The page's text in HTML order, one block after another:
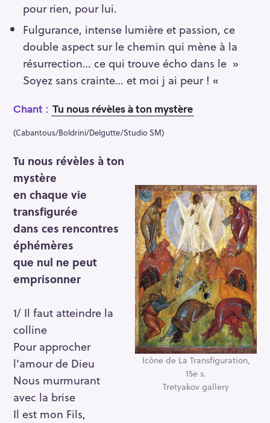
pour rien, pour lui.
Fulgurance, intense lumière et passion, ce
double aspect sur le chemin qui mène à la
résurrection… ce qui trouve écho dans le »
Soyez sans crainte… et moi j ai peur ! «
Chant : Tu nous révèles à ton mystère
(Cabantous/Boldrini/Delgutte/Studio SM)
Icône de La Transfiguration,
15e s.
Tretyakov gallery
Tu nous révèles à ton
mystère
en chaque vie
transfigurée
dans ces rencontres
éphémères
que nul ne peut
emprisonner
1/ Il faut atteindre la
colline
Pour approcher
l’amour de Dieu
Nous murmurant
avec la brise
Il est mon Fils,